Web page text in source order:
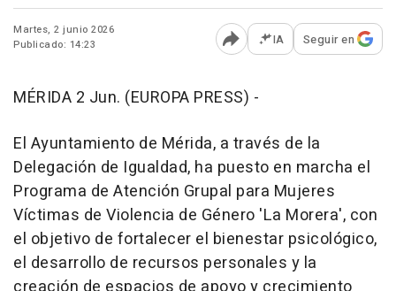
Martes, 2 junio 2026
Publicado: 14:23
Abrir opciones para
IA Seguir en
MÉRIDA 2 Jun. (EUROPA PRESS) -
El Ayuntamiento de Mérida, a través de la
Delegación de Igualdad, ha puesto en marcha el
Programa de Atención Grupal para Mujeres
Víctimas de Violencia de Género 'La Morera', con
el objetivo de fortalecer el bienestar psicológico,
el desarrollo de recursos personales y la